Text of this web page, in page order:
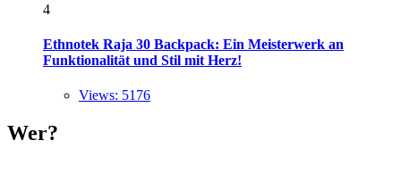
4
Ethnotek Raja 30 Backpack: Ein Meisterwerk an
Funktionalität und Stil mit Herz!
Views: 5176
Wer?